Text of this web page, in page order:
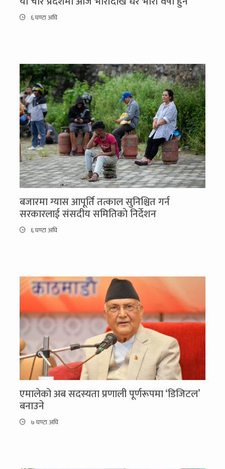
६ घण्टा अघि
बजारमा ग्यास आपूर्ति तत्काल सुनिश्चित गर्न
सरकारलाई संसदीय समितिकाे निर्देशन
६ घण्टा अघि
एमालेको अब सदस्यता प्रणाली पूर्णरूपमा ‘डिजिटल’
बनाउने
७ घण्टा अघि